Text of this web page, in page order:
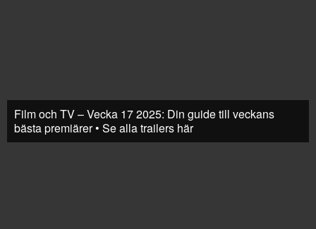
Film och TV – Vecka 17 2025: Din guide till veckans
bästa premiärer • Se alla trailers här